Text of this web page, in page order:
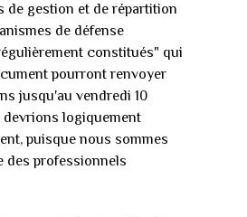
de gestion et de répartition
de défense
constitués" qui
pourront renvoyer
jusqu'au vendredi 10
devrions logiquement
puisque nous sommes
des professionnels